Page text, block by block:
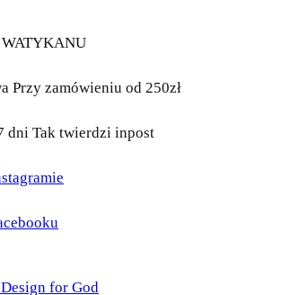
WATYKANU
Przy zamówieniu od 250zł
dni Tak twierdzi inpost